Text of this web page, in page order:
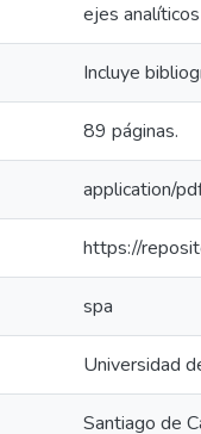
ejes
Incluye
89 páginas.
application/
https://
spa
Universidad
Santiago de